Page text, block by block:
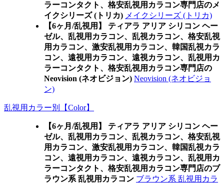
ラーコンタクト、格安乱視用カラコン専門店のメ
イクシリーズ (トリカ) メイクシリーズ (トリカ)
【6ヶ月/乱視用】 ティアラ アリア シリコン ヘー
ゼル、乱視用カラコン、乱視カラコン、格安乱視
用カラコン、激安乱視用カラコン、韓国乱視カラ
コン、遠視用カラコン、遠視カラコン、乱視用カ
ラーコンタクト、格安乱視用カラコン専門店の
Neovision (ネオビジョン) Neovision (ネオビジョ
ン)
乱視用カラー別【Color】
【6ヶ月/乱視用】 ティアラ アリア シリコン ヘー
ゼル、乱視用カラコン、乱視カラコン、格安乱視
用カラコン、激安乱視用カラコン、韓国乱視カラ
コン、遠視用カラコン、遠視カラコン、乱視用カ
ラーコンタクト、格安乱視用カラコン専門店のブ
ラウン系 乱視用カラコン ブラウン系 乱視用カラ